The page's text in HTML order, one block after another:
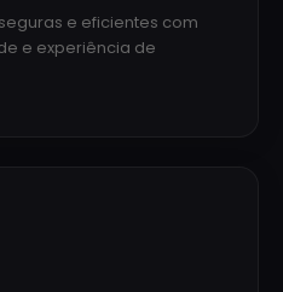
e eficientes com
e experiência de